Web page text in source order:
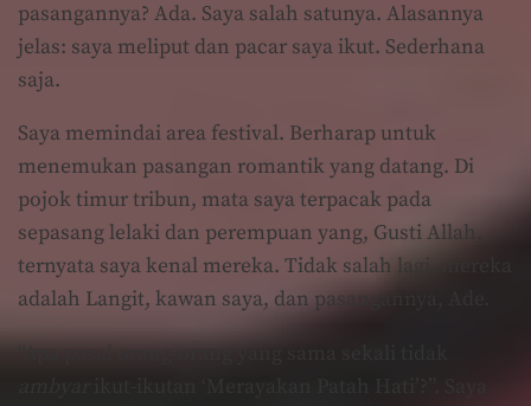
pasangannya? Ada. Saya salah satunya. Alasannya
jelas: saya meliput dan pacar saya ikut. Sederhana
saja.
Saya memindai area festival. Berharap untuk
menemukan pasangan romantik yang datang. Di
pojok timur tribun, mata saya terpacak pada
sepasang lelaki dan perempuan yang, Gusti Allah,
ternyata saya kenal mereka. Tidak salah lagi, mereka
adalah Langit, kawan saya, dan pasangannya, Ade.